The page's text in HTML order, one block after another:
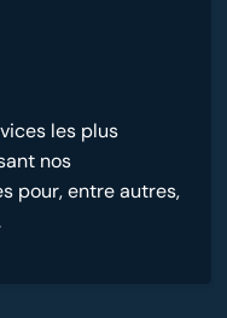
les plus
nos
pour, entre autres,